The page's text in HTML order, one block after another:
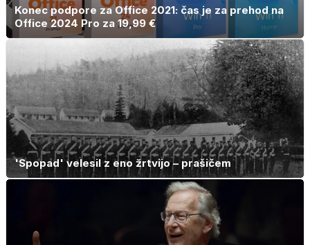
Konec podpore za Office 2021: čas je za prehod na
Office 2024 Pro za 19,99 €
'Spopad' velesil z eno žrtvijo – prašičem